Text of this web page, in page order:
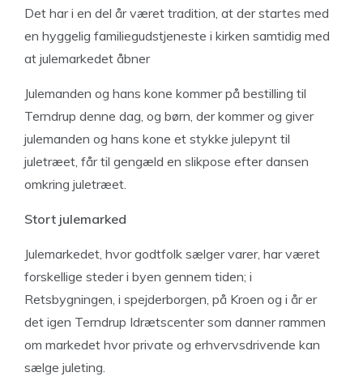
Det har i en del år været tradition, at der startes med
en hyggelig familiegudstjeneste i kirken samtidig med
at julemarkedet åbner
Julemanden og hans kone kommer på bestilling til
Terndrup denne dag, og børn, der kommer og giver
julemanden og hans kone et stykke julepynt til
juletræet, får til gengæld en slikpose efter dansen
omkring juletræet.
Stort julemarked
Julemarkedet, hvor godtfolk sælger varer, har været
forskellige steder i byen gennem tiden; i
Retsbygningen, i spejderborgen, på Kroen og i år er
det igen Terndrup Idrætscenter som danner rammen
om markedet hvor private og erhvervsdrivende kan
sælge juleting.